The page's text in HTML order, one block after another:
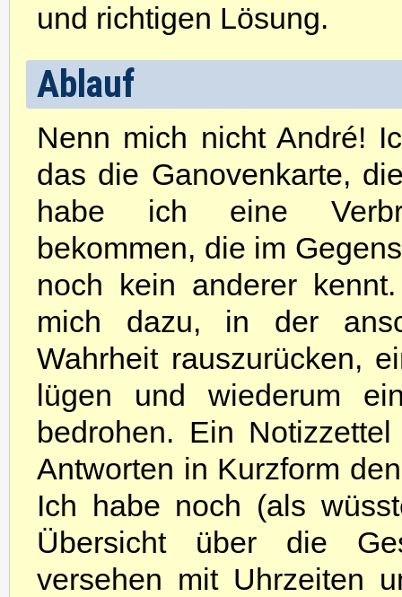
und richtigen Lösung.
Ablauf
Nenn mich nicht André!
das die Ganovenkarte,
habe ich eine
bekommen, die im
noch kein anderer
mich dazu, in der
Wahrheit rauszurücken,
lügen und wiederum
bedrohen. Ein
Antworten in Kurzform
Ich habe noch (als
Übersicht über die
versehen mit Uhrzeiten